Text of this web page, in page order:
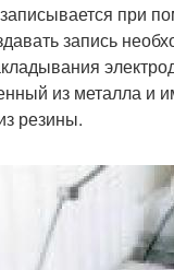
при
запись
из металла
резины.